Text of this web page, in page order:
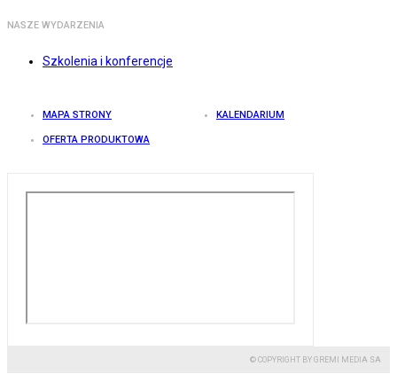
NASZE WYDARZENIA
Szkolenia i konferencje
MAPA STRONY KALENDARIUM
OFERTA PRODUKTOWA
© COPYRIGHT BY GREMI MEDIA SA